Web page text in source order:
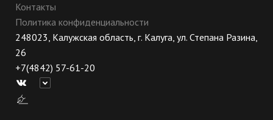
Контакты
Политика конфиденциальности
248023, Калужская область, г. Калуга, ул. Степана Разина,
26
+7(4842) 57-61-20